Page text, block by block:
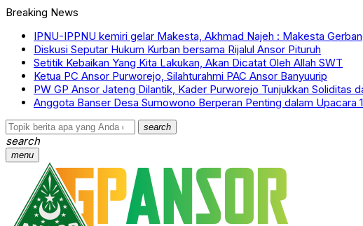
Breaking News
IPNU-IPPNU kemiri gelar Makesta, Akhmad Najeh : Makesta
Diskusi Seputar Hukum Kurban bersama Rijalul Ansor Pituruh
Setitik Kebaikan Yang Kita Lakukan, Akan Dicatat Oleh Allah SWT
Ketua PC Ansor Purworejo, Silahturahmi PAC Ansor Banyuurip
PW GP Ansor Jateng Dilantik, Kader Purworejo Tunjukkan Soliditas
Anggota Banser Desa Sumowono Berperan Penting dalam Upacara
search
search
menu